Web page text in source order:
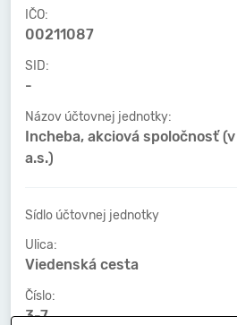
IČO:
00211087
SID:
-
Názov účtovnej jednotky:
Incheba, akciová spoločnosť
a.s.)
Sídlo účtovnej jednotky
Ulica:
Viedenská cesta
Číslo:
3-7